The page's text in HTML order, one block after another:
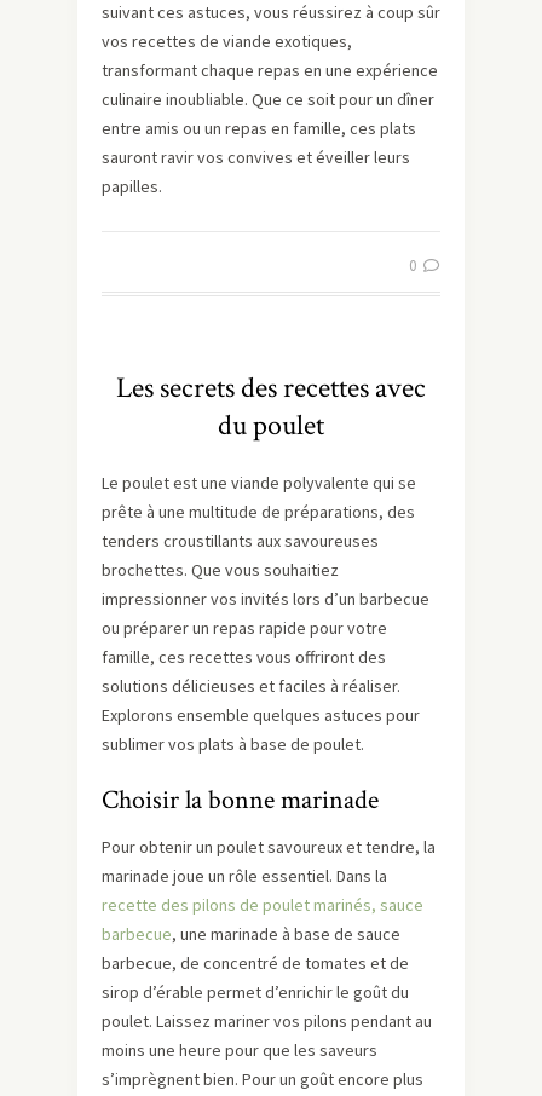
suivant ces astuces, vous réussirez à coup sûr
vos recettes de viande exotiques,
transformant chaque repas en une expérience
culinaire inoubliable. Que ce soit pour un dîner
entre amis ou un repas en famille, ces plats
sauront ravir vos convives et éveiller leurs
papilles.
0
Les secrets des recettes avec
du poulet
Le poulet est une viande polyvalente qui se
prête à une multitude de préparations, des
tenders croustillants aux savoureuses
brochettes. Que vous souhaitiez
impressionner vos invités lors d’un barbecue
ou préparer un repas rapide pour votre
famille, ces recettes vous offriront des
solutions délicieuses et faciles à réaliser.
Explorons ensemble quelques astuces pour
sublimer vos plats à base de poulet.
Choisir la bonne marinade
Pour obtenir un poulet savoureux et tendre, la
marinade joue un rôle essentiel. Dans la
recette des pilons de poulet marinés, sauce
barbecue, une marinade à base de sauce
barbecue, de concentré de tomates et de
sirop d’érable permet d’enrichir le goût du
poulet. Laissez mariner vos pilons pendant au
moins une heure pour que les saveurs
s’imprègnent bien. Pour un goût encore plus